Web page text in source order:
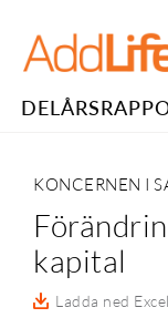
KONCERNEN I
kapital
Ladda ned Excel